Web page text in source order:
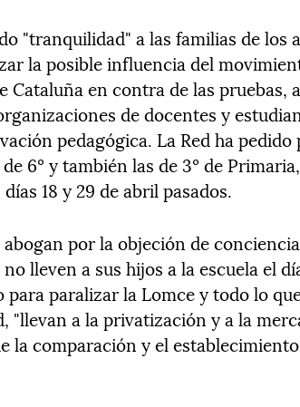
"tranquilidad" a las familias de los
la posible influencia del
Cataluña en contra de las pruebas,
de docentes y
pedagógica. La Red ha
6º y también las de 3º de
18 y 29 de abril pasados.
por la objeción de
lleven a sus hijos a la escuela el
paralizar la Lomce y todo lo
"llevan a la privatización y a la
la comparación y el